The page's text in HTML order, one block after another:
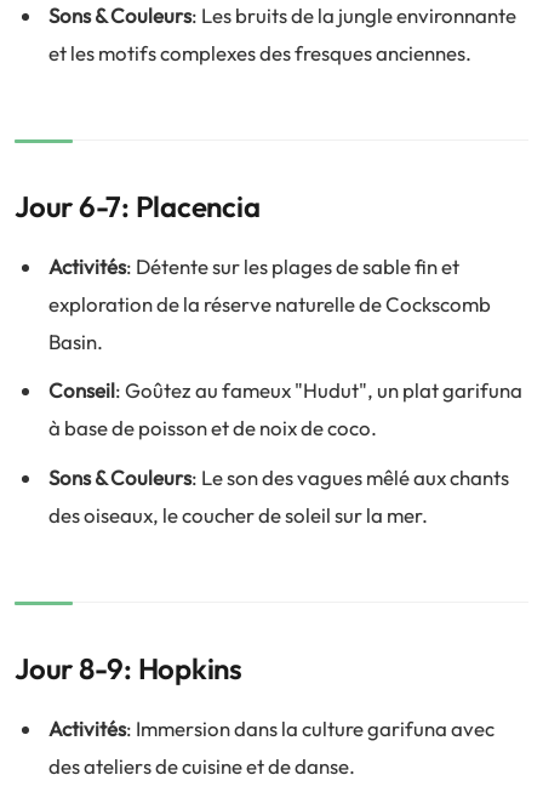
Sons & Couleurs: Les bruits de la jungle environnante
et les motifs complexes des fresques anciennes.
Jour 6-7: Placencia
Activités: Détente sur les plages de sable fin et
exploration de la réserve naturelle de Cockscomb
Basin.
Conseil: Goûtez au fameux "Hudut", un plat garifuna
à base de poisson et de noix de coco.
Sons & Couleurs: Le son des vagues mêlé aux chants
des oiseaux, le coucher de soleil sur la mer.
Jour 8-9: Hopkins
Activités: Immersion dans la culture garifuna avec
des ateliers de cuisine et de danse.